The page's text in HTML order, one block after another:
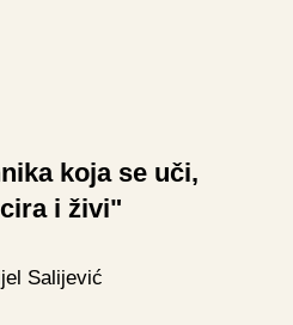
koja se uči,
i živi"
Salijević